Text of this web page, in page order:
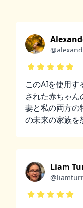
このAIを使用す
された赤ちゃ
妻と私の両方の
の未来の家族を
Liam